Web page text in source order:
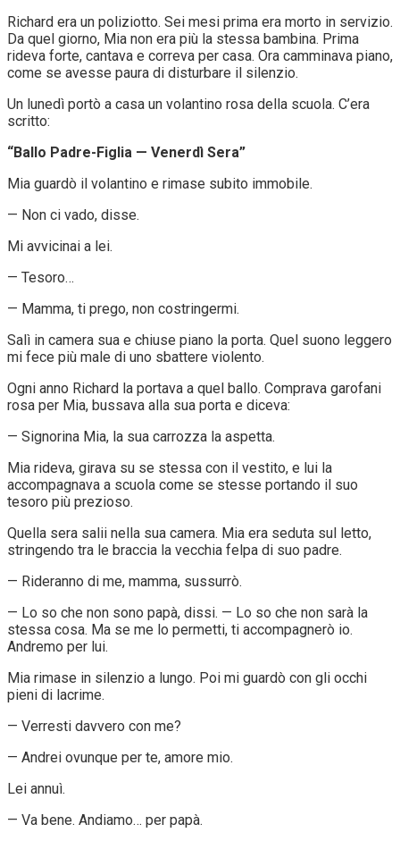
Richard era un poliziotto. Sei mesi prima era morto in servizio.
Da quel giorno, Mia non era più la stessa bambina. Prima
rideva forte, cantava e correva per casa. Ora camminava piano,
come se avesse paura di disturbare il silenzio.
Un lunedì portò a casa un volantino rosa della scuola. C’era
scritto:
“Ballo Padre-Figlia — Venerdì Sera”
Mia guardò il volantino e rimase subito immobile.
— Non ci vado, disse.
Mi avvicinai a lei.
— Tesoro…
— Mamma, ti prego, non costringermi.
Salì in camera sua e chiuse piano la porta. Quel suono leggero
mi fece più male di uno sbattere violento.
Ogni anno Richard la portava a quel ballo. Comprava garofani
rosa per Mia, bussava alla sua porta e diceva:
— Signorina Mia, la sua carrozza la aspetta.
Mia rideva, girava su se stessa con il vestito, e lui la
accompagnava a scuola come se stesse portando il suo
tesoro più prezioso.
Quella sera salii nella sua camera. Mia era seduta sul letto,
stringendo tra le braccia la vecchia felpa di suo padre.
— Rideranno di me, mamma, sussurrò.
— Lo so che non sono papà, dissi. — Lo so che non sarà la
stessa cosa. Ma se me lo permetti, ti accompagnerò io.
Andremo per lui.
Mia rimase in silenzio a lungo. Poi mi guardò con gli occhi
pieni di lacrime.
— Verresti davvero con me?
— Andrei ovunque per te, amore mio.
Lei annuì.
— Va bene. Andiamo… per papà.